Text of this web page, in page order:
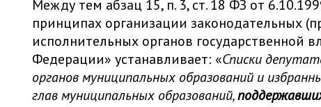
Между тем абзац 15, п. 3, ст. 18 ФЗ от
принципах организации законодательных
исполнительных органов государственной
Федерации» устанавливает: «Списки
органов муниципальных образований и
глав муниципальных образований,